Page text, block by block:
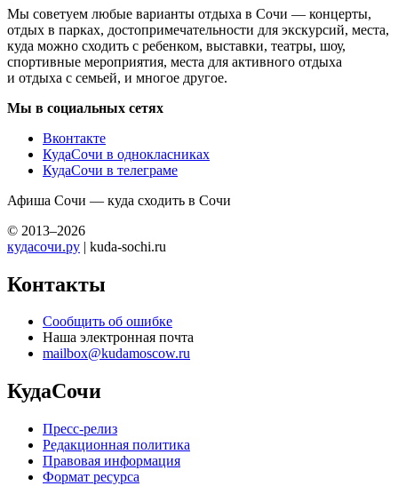
Мы советуем любые варианты отдыха в Сочи — концерты,
отдых в парках, достопримечательности для экскурсий, места,
куда можно сходить с ребенком, выставки, театры, шоу,
спортивные мероприятия, места для активного отдыха
и отдыха с семьей, и многое другое.
Мы в социальных сетях
Вконтакте
КудаСочи в однокласниках
КудаСочи в телеграме
Афиша Сочи — куда сходить в Сочи
© 2013–2026
кудасочи.ру | kuda-sochi.ru
Контакты
Сообщить об ошибке
Наша электронная почта
mailbox@kudamoscow.ru
КудаСочи
Пресс-релиз
Редакционная политика
Правовая информация
Формат ресурса